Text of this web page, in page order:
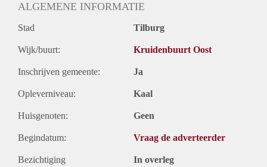
ALGEMENE INFORMATIE
Stad Tilburg
Wijk/buurt: Kruidenbuurt Oost
Inschrijven gemeente: Ja
Opleverniveau: Kaal
Huisgenoten: Geen
Begindatum: Vraag de adverteerder
Bezichtiging In overleg